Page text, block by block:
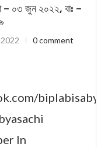
০৩ জুন ২০২২, বাঃ –
2022 0 comment
In